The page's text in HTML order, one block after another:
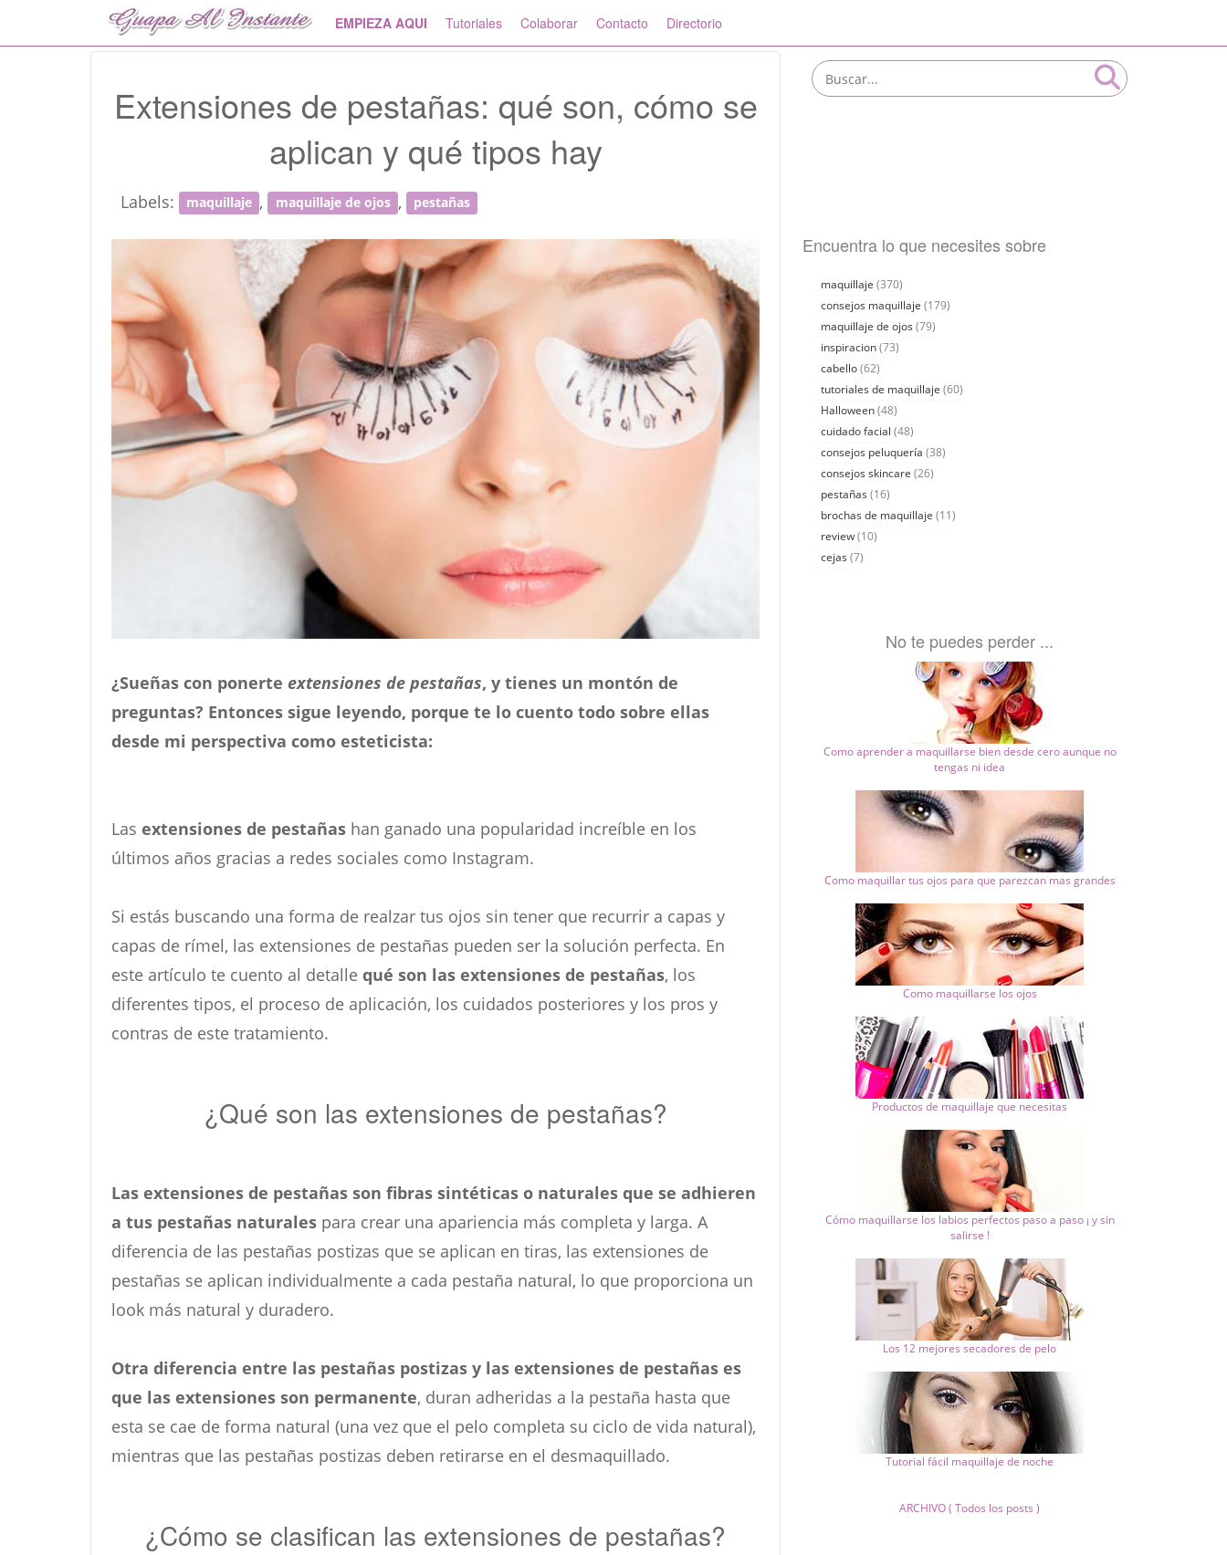
EMPIEZA AQUI Tutoriales Colaborar Contacto Directorio
Extensiones de pestañas: qué son, cómo se
aplican y qué tipos hay
Labels: maquillaje , maquillaje de ojos , pestañas
¿Sueñas con ponerteextensiones de pestañas, y tienes un montón de
preguntas? Entonces sigue leyendo, porque te lo cuento todo sobre ellas
desde mi perspectiva como esteticista:
Lasextensiones de pestañas han ganado una popularidad increíble en los
últimos años gracias a redes sociales como Instagram.
Si estás buscando una forma de realzar tus ojos sin tener que recurrir a capas y
capas de rímel, las extensiones de pestañas pueden ser la solución perfecta. En
este artículo te cuento al detallequé son las extensiones de pestañas, los
diferentes tipos, el proceso de aplicación, los cuidados posteriores y los pros y
contras de este tratamiento.
¿Qué son las extensiones de pestañas?
Las extensiones de pestañas son fibras sintéticas o naturales que se adhieren
a tus pestañas naturales para crear una apariencia más completa y larga. A
diferencia de las pestañas postizas que se aplican en tiras, las extensiones de
pestañas se aplican individualmente a cada pestaña natural, lo que proporciona un
look más natural y duradero.
Otra diferencia entre las pestañas postizas y las extensiones de pestañas es
que las extensiones son permanente, duran adheridas a la pestaña hasta que
esta se cae de forma natural (una vez que el pelo completa su ciclo de vida natural),
mientras que las pestañas postizas deben retirarse en el desmaquillado.
¿Cómo se clasifican las extensiones de pestañas?
Encuentra lo que necesites sobre
maquillaje (370)
consejos maquillaje (179)
maquillaje de ojos (79)
inspiracion(73)
cabello(62)
tutoriales de maquillaje (60)
Halloween(48)
cuidado facial (48)
consejos peluquería (38)
consejos skincare (26)
pestañas (16)
brochas de maquillaje (11)
review(10)
cejas (7)
No te puedes perder ...
Como aprender a maquillarse bien desde cero aunque no
tengas ni idea
Como maquillar tus ojos para que parezcan mas grandes
Como maquillarse los ojos
Productos de maquillaje que necesitas
Cómo maquillarse los labios perfectos paso a paso ¡ y sin
salirse !
Los 12 mejores secadores de pelo
Tutorial fácil maquillaje de noche
ARCHIVO ( Todos los posts )